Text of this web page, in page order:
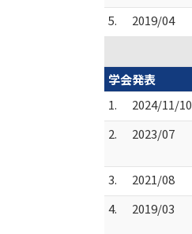
5.
2019/04
学会発表
1.
2024/11/10
2.
2023/07
3.
2021/08
4.
2019/03